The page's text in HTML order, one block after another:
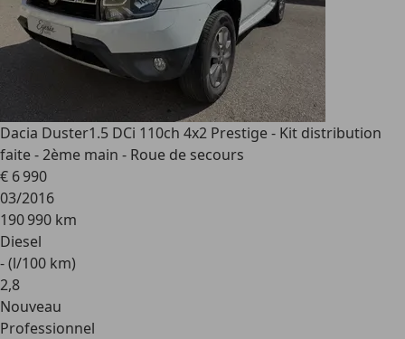
Dacia Duster1.5 DCi 110ch 4x2 Prestige - Kit distribution
faite - 2ème main - Roue de secours
€ 6 990
03/2016
190 990 km
Diesel
- (l/100 km)
2,8
Nouveau
Professionnel